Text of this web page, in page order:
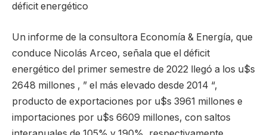
déficit energético
Un informe de la consultora Economía & Energía, que
conduce Nicolás Arceo, señala que el déficit
energético del primer semestre de 2022 llegó a los u$s
2648 millones , ” el más elevado desde 2014 “,
producto de exportaciones por u$s 3961 millones e
importaciones por u$s 6609 millones, con saltos